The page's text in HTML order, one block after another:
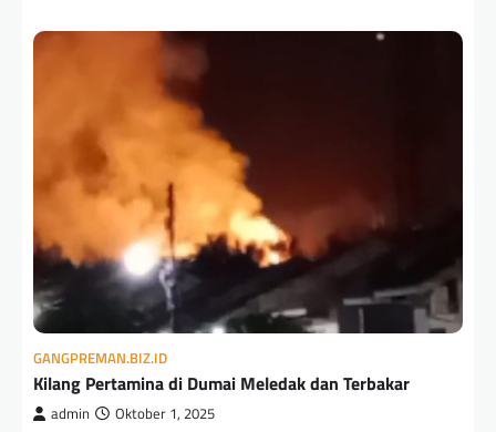
GANGPREMAN.BIZ.ID
Kilang Pertamina di Dumai Meledak dan Terbakar
admin Oktober 1, 2025